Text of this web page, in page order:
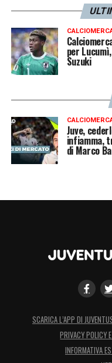
per
Suzuki
Juve,
infiamma,
di Marco
SCARICA L’APP DI
PRIVACY POLICY
INFORMATIVA